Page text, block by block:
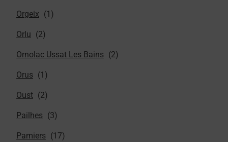
Orgeix
Orlu
Ornolac Ussat Les Bains
Orus
Oust
Pailhes
Pamiers